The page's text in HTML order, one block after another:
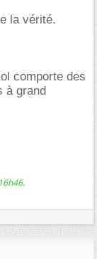
la vérité.
comporte des
à grand
16h46.